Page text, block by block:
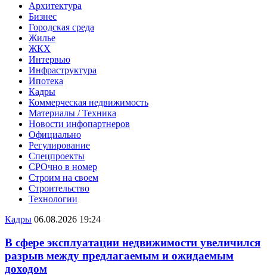
Архитектура
Бизнес
Городская среда
Жилье
ЖКХ
Интервью
Инфраструктура
Ипотека
Кадры
Коммерческая недвижимость
Материалы / Техника
Новости инфопартнеров
Официально
Регулирование
Спецпроекты
СРОчно в номер
Строим на своем
Строительство
Технологии
Кадры 06.08.2026 19:24
В сфере эксплуатации недвижимости увеличился
разрыв между предлагаемым и ожидаемым
доходом